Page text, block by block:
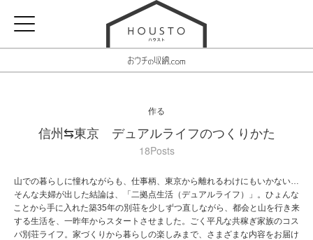
作る
信州⇆東京 デュアルライフのつくりかた
18Posts
山での暮らしに憧れながらも、仕事柄、東京から離れるわけにもいかない…
そんな夫婦が出した結論は、「二拠点生活（デュアルライフ）」。ひょんな
ことから手に入れた築35年の別荘を少しずつ直しながら、都会と山を行き来
する生活を、一昨年からスタートさせました。ごく平凡な共稼ぎ家族のコス
パ別荘ライフ。家づくりから暮らしの楽しみまで、さまざまな内容をお届け